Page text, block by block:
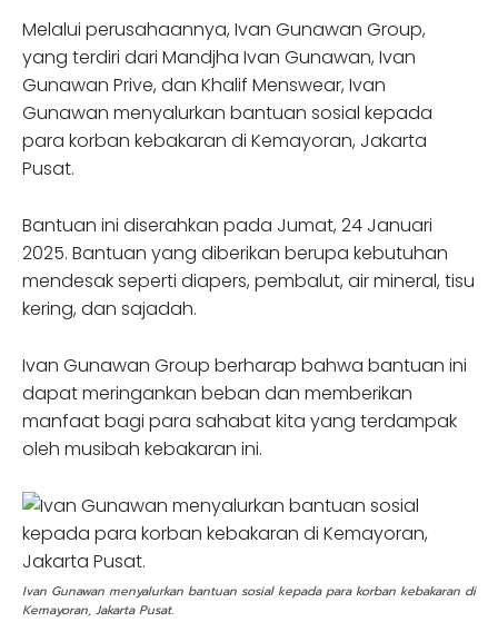
Melalui perusahaannya, Ivan Gunawan Group,
yang terdiri dari Mandjha Ivan Gunawan, Ivan
Gunawan Prive, dan Khalif Menswear, Ivan
Gunawan menyalurkan bantuan sosial kepada
para korban kebakaran di Kemayoran, Jakarta
Pusat.
Bantuan ini diserahkan pada Jumat, 24 Januari
2025. Bantuan yang diberikan berupa kebutuhan
mendesak seperti diapers, pembalut, air mineral, tisu
kering, dan sajadah.
Ivan Gunawan Group berharap bahwa bantuan ini
dapat meringankan beban dan memberikan
manfaat bagi para sahabat kita yang terdampak
oleh musibah kebakaran ini.
Ivan Gunawan menyalurkan bantuan sosial kepada para korban kebakaran di
Kemayoran, Jakarta Pusat.